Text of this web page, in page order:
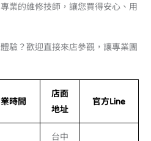
業的維修技師，讓您買得安心、用
驗？歡迎直接來店參觀，讓專業團
時間
店面
地址
官方Line
台中